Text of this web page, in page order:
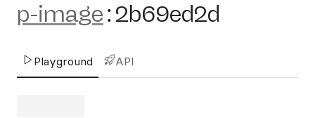
p-image:2b69ed2d
Playground API